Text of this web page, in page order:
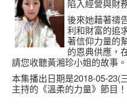
陷入經營與財
後來她藉著禱
利和財富的追
著信仰力量的
的恩典供應，
請您收聽黃湘珍小姐的故事。
本集播出日期是2018-05-23(
主持的《溫柔的力量》節目！